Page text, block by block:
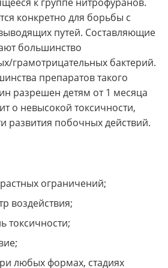
конкретно для борьбы с
путей. Составляющие
большинство
грамотрицательных бактерий.
препаратов такого
разрешен детям от 1 месяца
о невысокой токсичности,
развития побочных действий.
ограничений;
воздействия;
токсичности;
любых формах, стадиях